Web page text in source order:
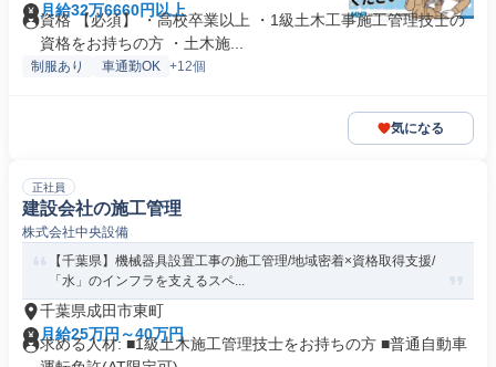
月給32万6660円以上
資格 【必須】 ・高校卒業以上 ・1級土木工事施工管理技士の
資格をお持ちの方 ・土木施...
制服あり 車通勤OK +12個
気になる
正社員
建設会社の施工管理
株式会社中央設備
【千葉県】機械器具設置工事の施工管理/地域密着×資格取得支援/
「水」のインフラを支えるスペ...
千葉県成田市東町
月給25万円～40万円
求める人材: ■1級土木施工管理技士をお持ちの方 ■普通自動車